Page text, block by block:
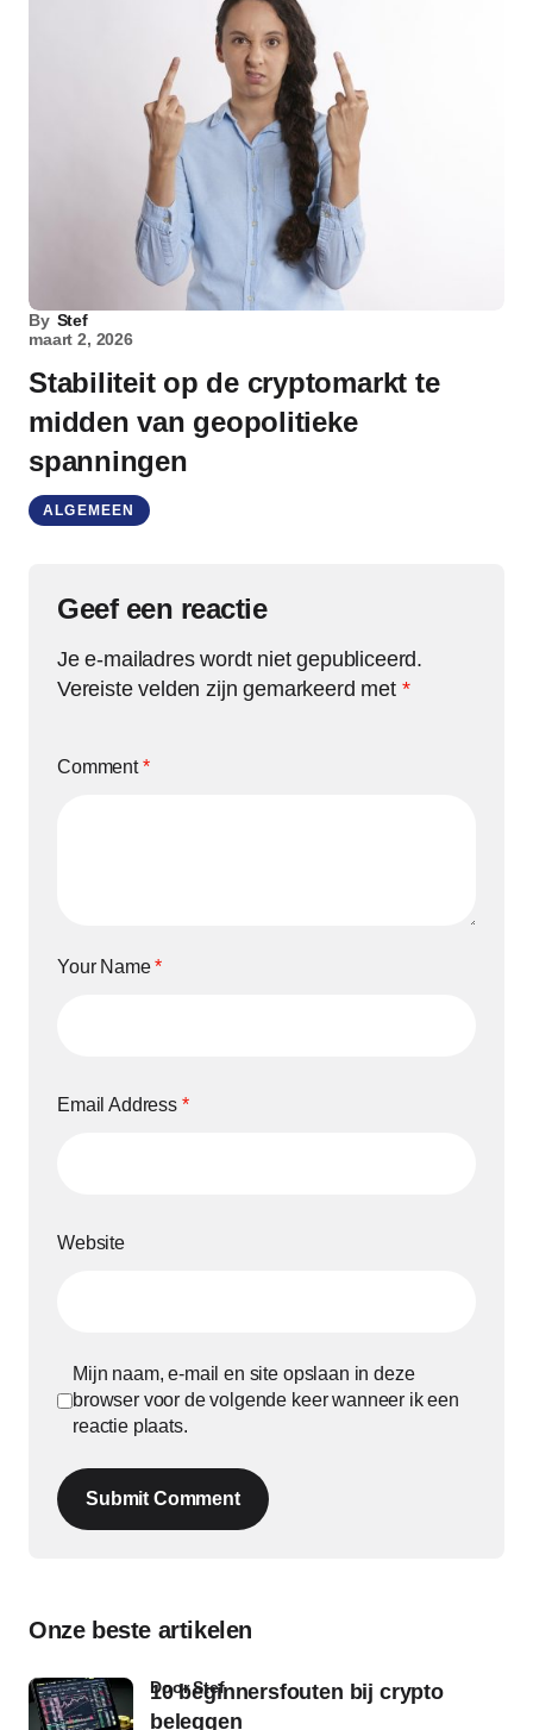
By Stef
maart 2, 2026
Stabiliteit op de cryptomarkt te
midden van geopolitieke
spanningen
ALGEMEEN
Geef een reactie
Je e-mailadres wordt niet gepubliceerd.
Vereiste velden zijn gemarkeerd met *
Comment*
Your Name*
Email Address *
Website
Mijn naam, e-mail en site opslaan in deze
browser voor de volgende keer wanneer ik een
reactie plaats.
Submit Comment
Onze beste artikelen
10 beginnersfouten bij crypto
beleggen
door Stef